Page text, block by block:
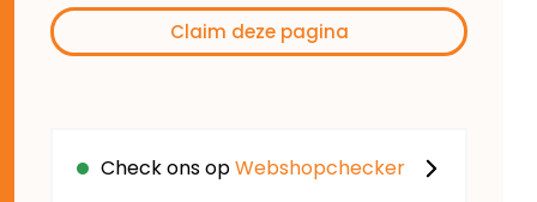
Claim deze pagina
Check ons opWebshopchecker